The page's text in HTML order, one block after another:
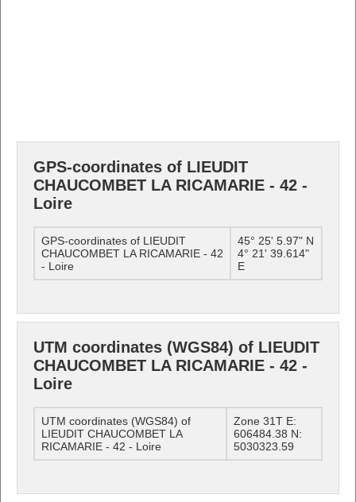
GPS-coordinates of LIEUDIT
CHAUCOMBET LA RICAMARIE - 42 -
Loire
GPS-coordinates of LIEUDIT
CHAUCOMBET LA RICAMARIE - 42
- Loire
45° 25' 5.97" N
4° 21' 39.614"
E
UTM coordinates (WGS84) of LIEUDIT
CHAUCOMBET LA RICAMARIE - 42 -
Loire
UTM coordinates (WGS84) of
LIEUDIT CHAUCOMBET LA
RICAMARIE - 42 - Loire
Zone 31T E:
606484.38 N:
5030323.59